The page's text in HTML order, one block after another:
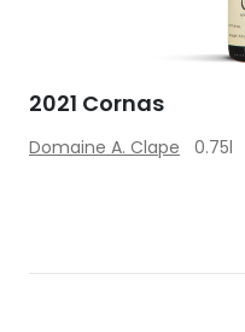
2021 Cornas
Domaine A. Clape 0.75l